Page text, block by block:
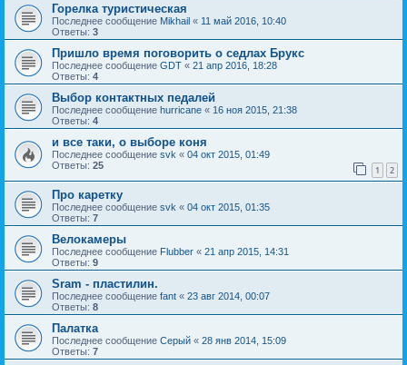
Горелка туристическая
Последнее сообщение Mikhail « 11 май 2016, 10:40
Ответы: 3
Пришло время поговорить о седлах Брукс
Последнее сообщение GDT « 21 апр 2016, 18:28
Ответы: 4
Выбор контактных педалей
Последнее сообщение hurricane « 16 ноя 2015, 21:38
Ответы: 4
и все таки, о выборе коня
Последнее сообщение svk « 04 окт 2015, 01:49
Ответы: 25 1 2
Про каретку
Последнее сообщение svk « 04 окт 2015, 01:35
Ответы: 7
Велокамеры
Последнее сообщение Flubber « 21 апр 2015, 14:31
Ответы: 9
Sram - пластилин.
Последнее сообщение fant « 23 авг 2014, 00:07
Ответы: 8
Палатка
Последнее сообщение Серый « 28 янв 2014, 15:09
Ответы: 7